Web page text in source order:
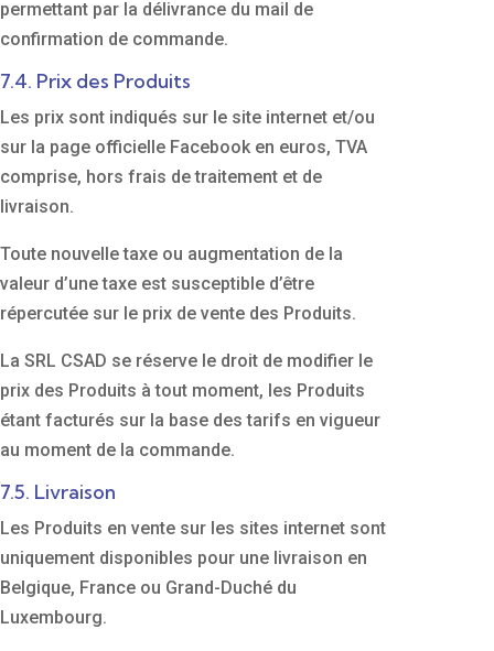
permettant par la délivrance du mail de
confirmation de commande.
7.4. Prix des Produits
Les prix sont indiqués sur le site internet et/ou
sur la page officielle Facebook en euros, TVA
comprise, hors frais de traitement et de
livraison.
Toute nouvelle taxe ou augmentation de la
valeur d’une taxe est susceptible d’être
répercutée sur le prix de vente des Produits.
La SRL CSAD se réserve le droit de modifier le
prix des Produits à tout moment, les Produits
étant facturés sur la base des tarifs en vigueur
au moment de la commande.
7.5. Livraison
Les Produits en vente sur les sites internet sont
uniquement disponibles pour une livraison en
Belgique, France ou Grand-Duché du
Luxembourg.